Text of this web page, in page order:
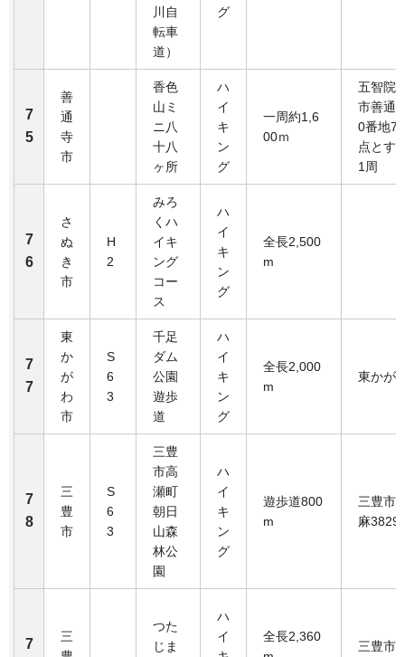
川自
転車
道）
グ
7
5
善
通
寺
市
香色
山ミ
ニ八
十八
ヶ所
ハ
イ
キ
ン
グ
一周約1,6
00ｍ
五智院
市善通
0番地7
点とす
1周
7
6
さ
ぬ
き
市
H
2
みろ
くハ
イキ
ング
コー
ス
ハ
イ
キ
ン
グ
全長2,500
m
7
7
東
か
が
わ
市
S
6
3
千足
ダム
公園
遊歩
道
ハ
イ
キ
ン
グ
全長2,000
m
東かが
7
8
三
豊
市
S
6
3
三豊
市高
瀬町
朝日
山森
林公
園
ハ
イ
キ
ン
グ
遊歩道800
m
三豊市
麻
7
三
つた
じま
ハ
イ
全長2,360
三豊市